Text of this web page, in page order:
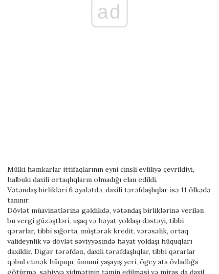
ad
Mülki həmkarlar ittifaqlarının eyni cinsli evliliyə çevrildiyi,
halbuki daxili ortaqlıqların olmadığı elan edildi.
Vətəndaş birlikləri 6 əyalətdə, daxili tərəfdaşlıqlar isə 11 ölkədə
tanınır.
Dövlət müavinətlərinə gəldikdə, vətəndaş birliklərinə verilən
bu vergi güzəştləri, uşaq və həyat yoldaşı dəstəyi, tibbi
qərarlar, tibbi sığorta, müştərək kredit, vərəsəlik, ortaq
valideynlik və dövlət səviyyəsində həyat yoldaşı hüquqları
daxildir. Digər tərəfdən, daxili tərəfdaşlıqlar, tibbi qərarlar
qəbul etmək hüququ, ümumi yaşayış yeri, ögey ata övladlığa
götürmə, səhiyyə xidmətinin təmin edilməsi və miras da daxil